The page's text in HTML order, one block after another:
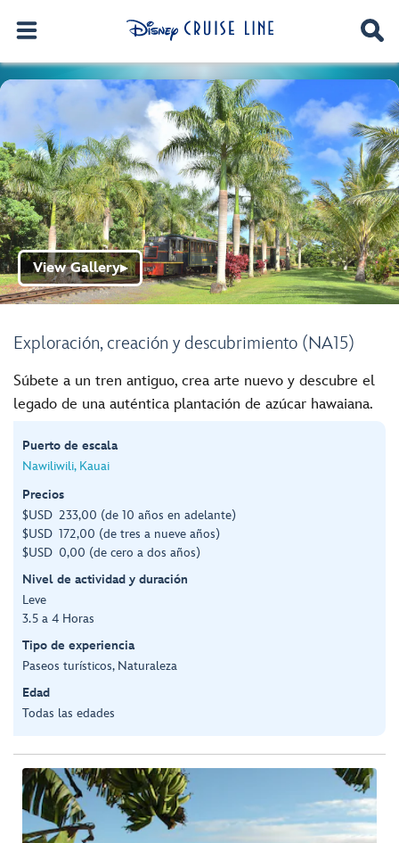
Exploración, creación y descubrimiento (NA15)
View Gallery▶
Súbete a un tren antiguo, crea arte nuevo y descubre el
legado de una auténtica plantación de azúcar hawaiana.
Puerto de escala
Nawiliwili, Kauai
Precios
$USD 233,00 (de 10 años en adelante)
$USD 172,00 (de tres a nueve años)
$USD 0,00 (de cero a dos años)
Nivel de actividad y duración
Leve
3.5 a 4 Horas
Tipo de experiencia
Paseos turísticos, Naturaleza
Edad
Todas las edades